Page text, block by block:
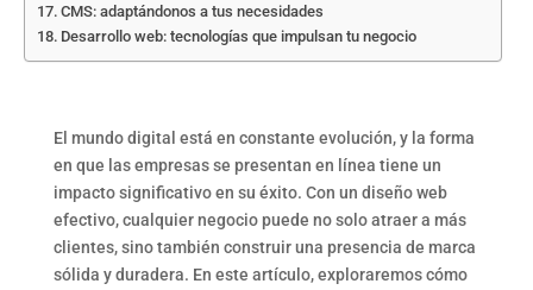
CMS: adaptándonos a tus necesidades
Desarrollo web: tecnologías que impulsan tu negocio
El mundo digital está en constante evolución, y la forma
en que las empresas se presentan en línea tiene un
impacto significativo en su éxito. Con un diseño web
efectivo, cualquier negocio puede no solo atraer a más
clientes, sino también construir una presencia de marca
sólida y duradera. En este artículo, exploraremos cómo